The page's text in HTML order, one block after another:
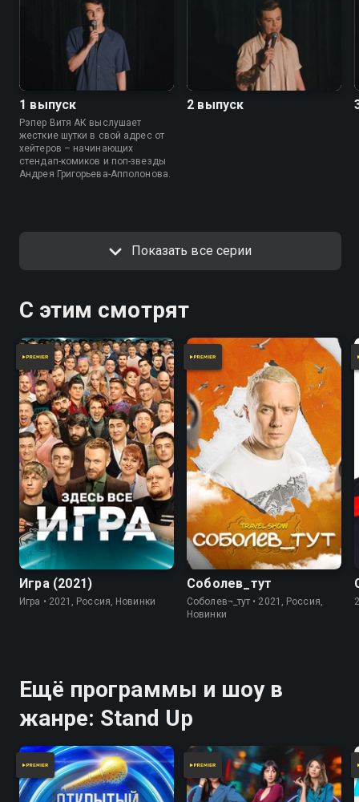
1 выпуск
Рэпер Витя АК выслушает
жесткие шутки в свой адрес от
хейтеров – начинающих
стендап-комиков и поп-звезды
Андрея Григорьева-Апполонова.
2 выпуск
Показать все серии
С этим смотрят
7.8
Игра (2021)
Игра • 2021, Россия, Новинки
Соболев_тут
Соболев¬_тут • 2021, Россия,
Новинки
Ещё программы и шоу в
жанре: Stand Up